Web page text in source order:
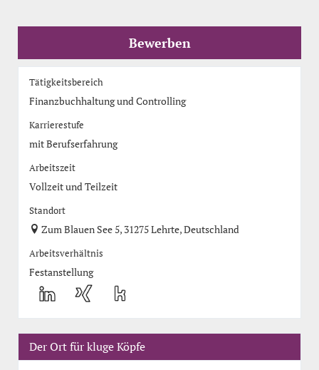
Bewerben
Tätigkeitsbereich
Finanzbuchhaltung und Controlling
Karrierestufe
mit Berufserfahrung
Arbeitszeit
Vollzeit und Teilzeit
Standort
Zum Blauen See 5, 31275 Lehrte, Deutschland
Arbeitsverhältnis
Festanstellung
Der Ort für kluge Köpfe